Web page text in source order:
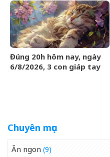
Đúng 20h hôm nay, ngày
6/8/2026, 3 con giáp tay
Chuyên mục
Ăn ngon (9)